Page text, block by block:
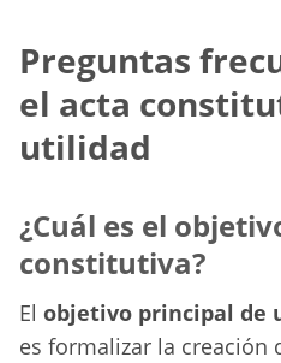
Preguntas
el acta
utilidad
¿Cuál es el
constitutiva?
El objetivo principal de
es formalizar la creación